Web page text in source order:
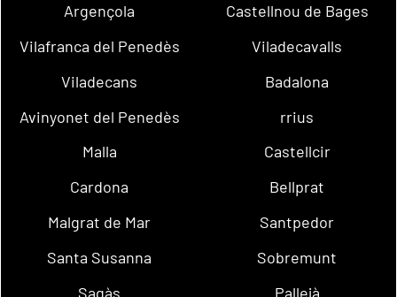
Argençola
Castellnou de Bages
Vilafranca del Penedès
Viladecavalls
Viladecans
Badalona
Avinyonet del Penedès
rrius
Malla
Castellcir
Cardona
Bellprat
Malgrat de Mar
Santpedor
Santa Susanna
Sobremunt
Sagàs
Pallejà